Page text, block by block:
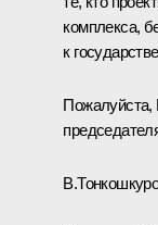
комплекса,
к
Пожалуйста,